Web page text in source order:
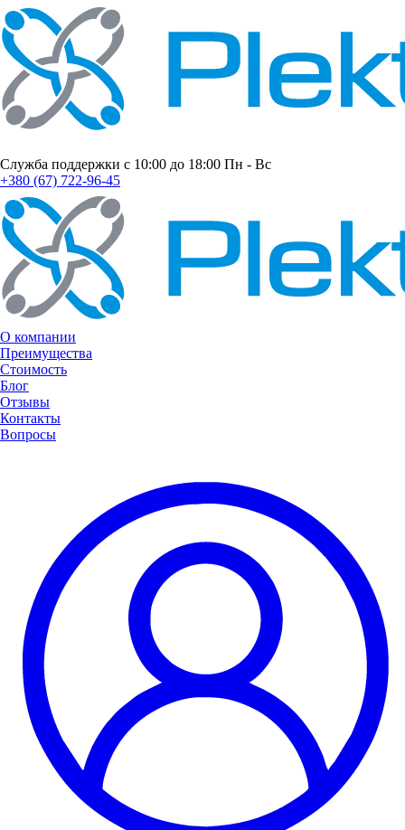
Служба поддержки с 10:00 до 18:00 Пн - Вс
+380 (67) 722-96-45
О компании
Преимущества
Стоимость
Блог
Отзывы
Контакты
Вопросы